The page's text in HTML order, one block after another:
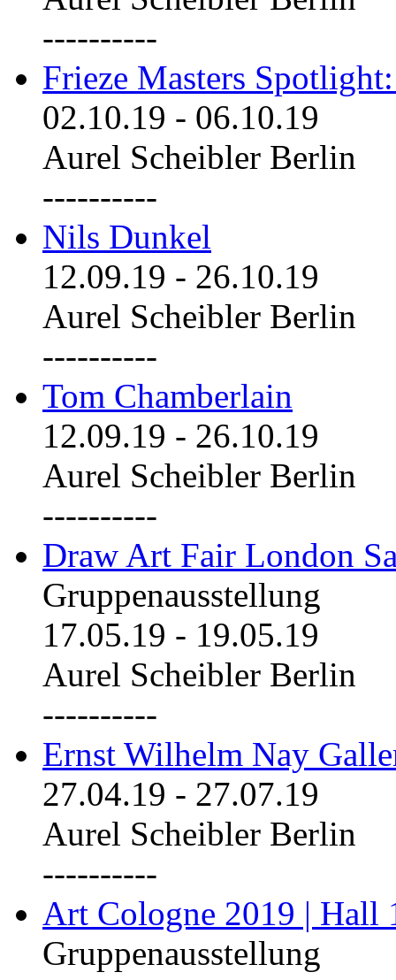
----------
Frieze Masters
02.10.19 - 06.10.19
Aurel Scheibler Berlin
----------
Nils Dunkel
12.09.19 - 26.10.19
Aurel Scheibler Berlin
----------
Tom Chamberlain
12.09.19 - 26.10.19
Aurel Scheibler Berlin
----------
Draw Art Fair London
Gruppenausstellung
17.05.19 - 19.05.19
Aurel Scheibler Berlin
----------
Ernst Wilhelm Nay
27.04.19 - 27.07.19
Aurel Scheibler Berlin
----------
Art Cologne 2019 | Hall
Gruppenausstellung